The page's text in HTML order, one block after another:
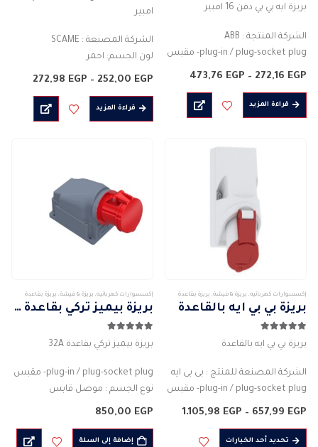
بريزة ايه بي بي دفن 16 امبير
الشركة المنتجة : ABB
plug-in / plug-socket plug- مقبس
نوع الجسم : موصل قابس
المادة : بلاستيك
قاعدة…
272,16 EGP
–
473,76 EGP
خلال
قراءة المزيد
امبير
الشركة المصنعة : SCAME
لون الجسم: احمر
المادة : بلاستيك
درجة الحماية : IP67
2PIN…
252,00 EGP
–
272,98 EGP
قراءة المزيد
إكسسوارات كهربائيه, بريزة & فيشة, بريزة بقاعدة
بريزة بي بي ايه بالقاعدة
بريزة بي بي ايه بالقاعدة
الشركة المصنعة للمنتج : بى بى ايه
plug-in / plug-socket plug- مقبس
نوع الجسم : موصل قابس
المادة : بلاستيك
657,99 EGP
–
1.105,98 EGP
نطاق
تحديد أحد الخياراتهناك
إكسسوارات كهربائيه, بريزة & فيشة, بريزة بقاعدة
بريزة بيميز تركي بقاعدة 32A
بريزة بيميز تركي بقاعدة 32A
plug-in / plug-socket plug- مقبس
نوع الجسم : موصل قابس
لون الجسم: احمر
850,00 EGP
إضافة إلى السلة